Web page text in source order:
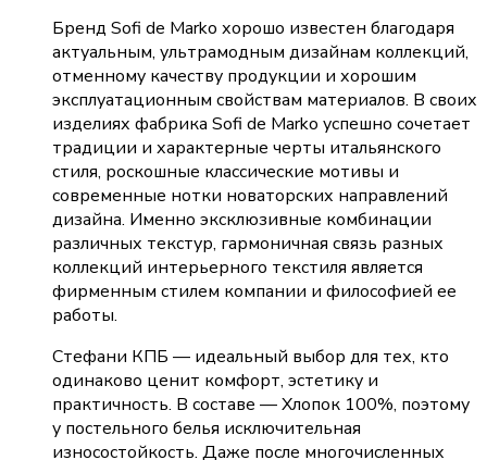
Бренд Sofi de Marko хорошо известен благодаря
актуальным, ультрамодным дизайнам коллекций,
отменному качеству продукции и хорошим
эксплуатационным свойствам материалов. В своих
изделиях фабрика Sofi de Marko успешно сочетает
традиции и характерные черты итальянского
стиля, роскошные классические мотивы и
современные нотки новаторских направлений
дизайна. Именно эксклюзивные комбинации
различных текстур, гармоничная связь разных
коллекций интерьерного текстиля является
фирменным стилем компании и философией ее
работы.
Стефани КПБ — идеальный выбор для тех, кто
одинаково ценит комфорт, эстетику и
практичность. В составе — Хлопок 100%, поэтому
у постельного белья исключительная
износостойкость. Даже после многочисленных